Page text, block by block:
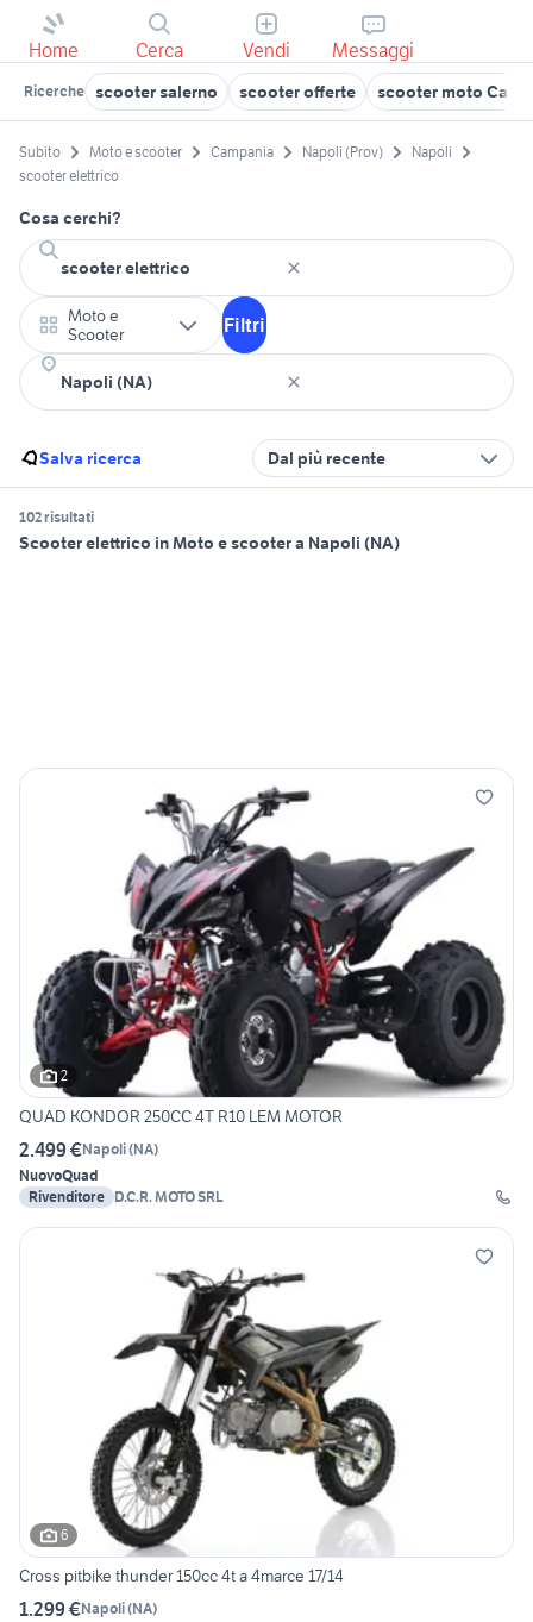
Home Cerca Vendi Messaggi
Ricerche scooter salerno scooter offerte scooter moto
Subito Moto e scooter Campania Napoli (Prov)
Napoli
scooter elettrico
Cosa cerchi?
Moto e
Scooter
Filtri
Salva ricerca Dal più recente
102 risultati
Scooter elettrico in Moto e scooter a Napoli (NA)
2
QUAD KONDOR 250CC 4T R10 LEM MOTOR
2.499 €Napoli(NA)
NuovoQuad
Rivenditore D.C.R. MOTO SRL
6
Cross pitbike thunder 150cc 4t a 4marce 17/14
1.299 €Napoli(NA)